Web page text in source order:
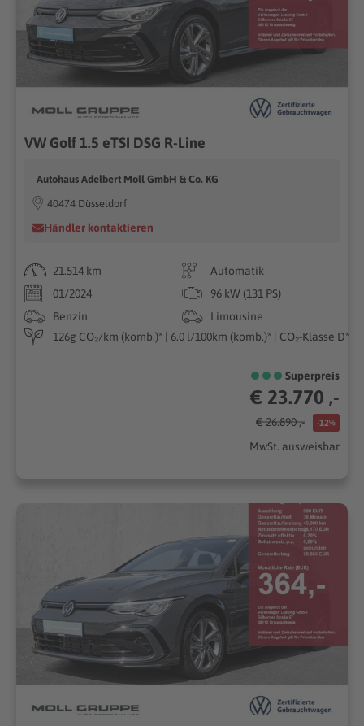
VW Golf 1.5 eTSI DSG R-Line
Autohaus Adelbert Moll GmbH & Co. KG
40474 Düsseldorf
Händler kontaktieren
21.514 km
Automatik
01/2024
96 kW (131 PS)
Benzin
Limousine
126g CO₂/km (komb.)* | 6.0 l/100km (komb.)* | CO₂-Klasse D*
Superpreis
€ 23.770 ,-
€ 26.890 ,- -12%
MwSt. ausweisbar